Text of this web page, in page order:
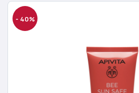
- 40%